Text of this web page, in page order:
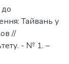
Тайвань у
//
- № 1. –